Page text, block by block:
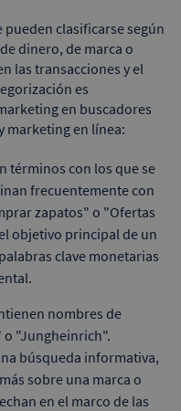
clasificarse según
dinero, de marca o
las transacciones y el
es
en buscadores
marketing en línea:
términos con los que se
frecuentemente con
zapatos" o "Ofertas
objetivo principal de un
clave monetarias
nombres de
o "Jungheinrich".
búsqueda informativa,
sobre una marca o
en el marco de las